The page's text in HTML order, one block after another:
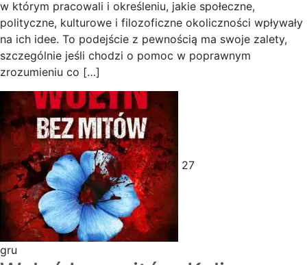
w którym pracowali i określeniu, jakie społeczne,
polityczne, kulturowe i filozoficzne okoliczności wpływały
na ich idee. To podejście z pewnością ma swoje zalety,
szczególnie jeśli chodzi o pomoc w poprawnym
zrozumieniu co […]
27
gru